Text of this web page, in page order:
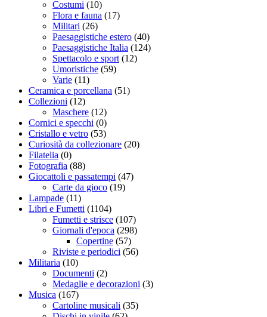
Costumi (10)
Flora e fauna (17)
Militari (26)
Paesaggistiche estero (40)
Paesaggistiche Italia (124)
Spettacolo e sport (12)
Umoristiche (59)
Varie (11)
Ceramica e porcellana (51)
Collezioni (12)
Maschere (12)
Cornici e specchi (0)
Cristallo e vetro (53)
Curiosità da collezionare (20)
Filatelia (0)
Fotografia (88)
Giocattoli e passatempi (47)
Carte da gioco (19)
Lampade (11)
Libri e Fumetti (1104)
Fumetti e strisce (107)
Giornali d'epoca (298)
Copertine (57)
Riviste e periodici (56)
Militaria (10)
Documenti (2)
Medaglie e decorazioni (3)
Musica (167)
Cartoline musicali (35)